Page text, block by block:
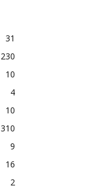
31
230
10
4
10
310
9
16
2